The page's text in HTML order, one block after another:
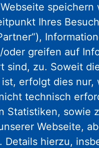
speichern
Ihres
greifen auf
sind, zu. Soweit
erfolgt dies nur,
technisch
Statistiken, sowie
Webseite,
hierzu,